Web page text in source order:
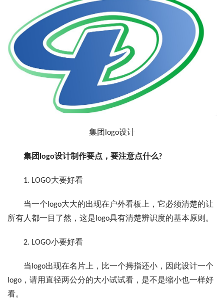
集团logo设计
集团logo设计制作要点，要注意点什么?
1. LOGO大要好看
当一个logo大大的出现在户外看板上，它必须清楚的让
所有人都一目了然，这是logo具有清楚辨识度的基本原则。
2. LOGO小要好看
当logo出现在名片上，比一个拇指还小，因此设计一个
logo，请用直径两公分的大小试试看，是不是缩小也一样好
看。